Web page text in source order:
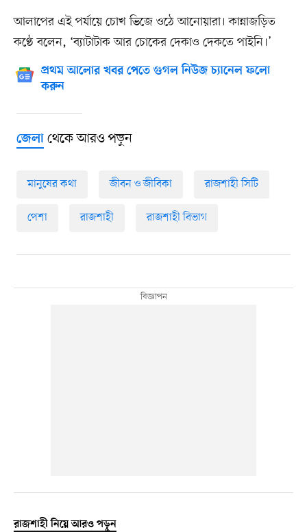
আলাপের এই পর্যায়ে চোখ ভিজে ওঠে আনোয়ারা। কান্নাজড়িত
কণ্ঠে বলেন, ‘ব্যাটাটাক আর চোকের দেকাও দেকতে পাইনি।’
প্রথম আলোর খবর পেতে গুগল নিউজ চ্যানেল ফলো
করুন
জেলাথেকে আরও পড়ুন
মানুষের কথা জীবন ও জীবিকা রাজশাহী সিটি
পেশা রাজশাহী রাজশাহী বিভাগ
রাজশাহী নিয়ে আরও পড়ুন